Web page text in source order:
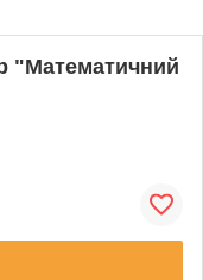
"Математичний